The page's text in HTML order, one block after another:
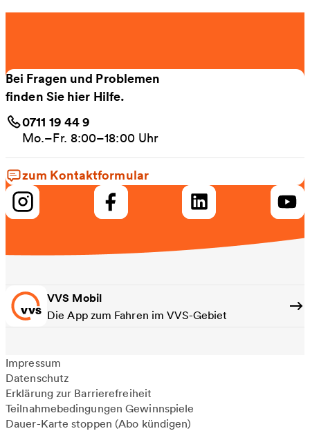
Bei Fragen und Problemen
finden Sie hier Hilfe.
0711 19 44 9
Mo.–Fr. 8:00–18:00 Uhr
zum Kontaktformular
VVS Mobil
Die App zum Fahren im VVS-Gebiet
Impressum
Datenschutz
Erklärung zur Barrierefreiheit
Teilnahmebedingungen Gewinnspiele
Dauer-Karte stoppen (Abo kündigen)